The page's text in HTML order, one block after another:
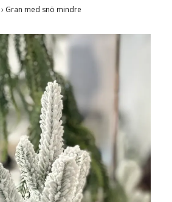
› Gran med snö mindre